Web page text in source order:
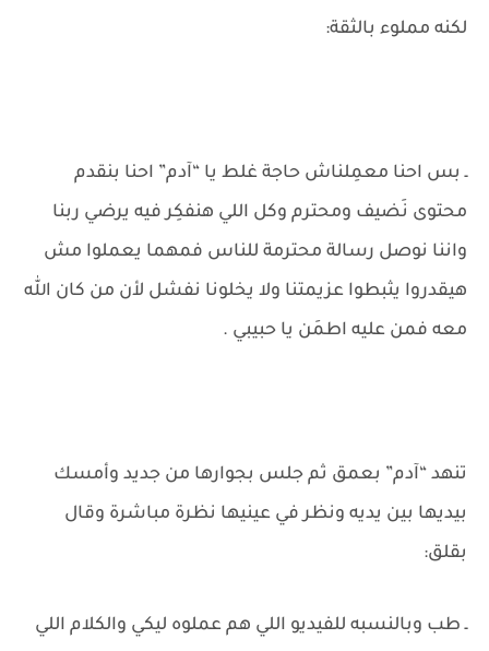
لكنه مملوء بالثقة:
ـ بس احنا معمِلناش حاجة غلط يا “آدم” احنا بنقدم
محتوى نَضيف ومحترم وكل اللي هنفكِر فيه يرضي ربنا
واننا نوصل رسالة محترمة للناس فمهما يعملوا مش
هيقدروا يثبطوا عزيمتنا ولا يخلونا نفشل لأن من كان الله
معه فمن عليه اطمَن يا حبيبي .
تنهد “آدم” بعمق ثم جلس بجوارها من جديد وأمسك
بيديها بين يديه ونظر في عينيها نظرة مباشرة وقال
بقلق:
ـ طب وبالنسبه للفيديو اللي هم عملوه ليكي والكلام اللي